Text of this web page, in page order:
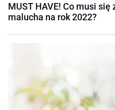
MUST HAVE! Co musi
malucha na rok 2022?